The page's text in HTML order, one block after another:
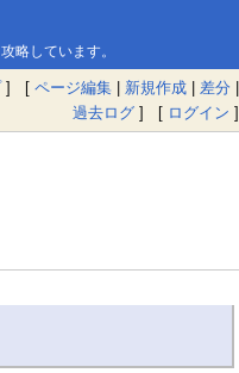
略しています。
] [ ページ編集 | 新規作成 | 差分 |
過去ログ ] [ ログイン ]